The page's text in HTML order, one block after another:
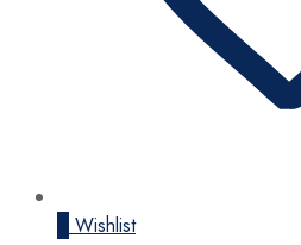
Wishlist